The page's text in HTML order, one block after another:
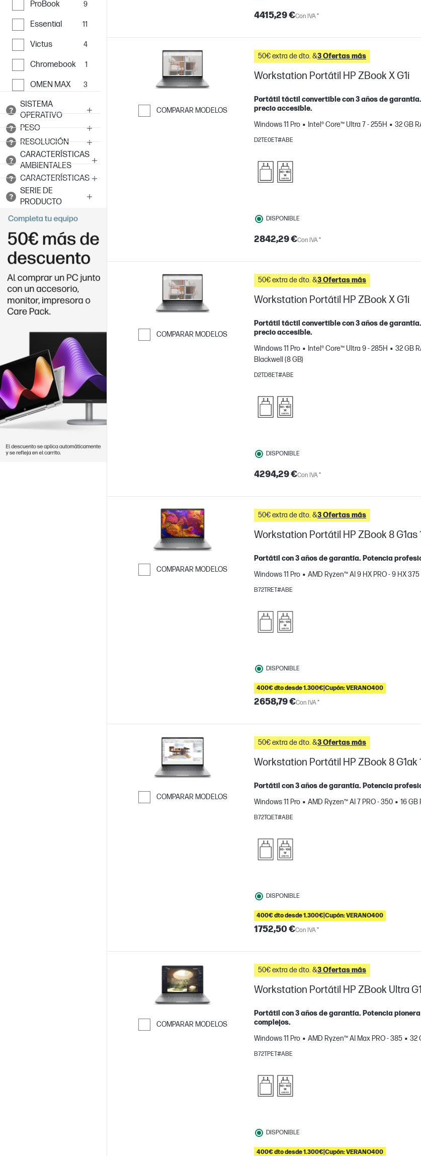
ProBook 9
Essential 11
Victus 4
Chromebook 1
OMEN MAX 3
SISTEMA
OPERATIVO
PESO
RESOLUCIÓN
CARACTERÍSTICAS
AMBIENTALES
CARACTERÍSTICAS
SERIE DE
PRODUCTO
4415,29 €Con IVA *
COMPARAR MODELOS
50€ extra de dto. &3 Ofertas más
Workstation Portátil HP ZBook X G1i
Portátil táctil convertible con 3 años de
precio accesible.
Windows 11 Pro
Intel® Core™ Ultra 7 - 255H 32 GB
D2TE0ET#ABE
DISPONIBLE
2842,29 €Con IVA *
COMPARAR MODELOS
50€ extra de dto. &3 Ofertas más
Workstation Portátil HP ZBook X G1i
Portátil táctil convertible con 3 años de
precio accesible.
Windows 11 Pro
Intel® Core™ Ultra 9 - 285H 32 GB
Blackwell (8 GB)
D2TD8ET#ABE
DISPONIBLE
4294,29 €Con IVA *
COMPARAR MODELOS
50€ extra de dto. &3 Ofertas más
Workstation Portátil HP ZBook 8 G1as
Portátil con 3 años de garantía. Potencia
Windows 11 Pro
AMD Ryzen™ AI 9 HX PRO - 9 HX 375
B72TRET#ABE
DISPONIBLE
400€ dto desde 1.300€|Cupón: VERANO400
2658,79 €Con IVA *
COMPARAR MODELOS
50€ extra de dto. &3 Ofertas más
Workstation Portátil HP ZBook 8 G1ak
Portátil con 3 años de garantía. Potencia
Windows 11 Pro
AMD Ryzen™ AI 7 PRO - 350 16 GB
B72TQET#ABE
DISPONIBLE
400€ dto desde 1.300€|Cupón: VERANO400
1752,50 €Con IVA *
COMPARAR MODELOS
50€ extra de dto. &3 Ofertas más
Workstation Portátil HP ZBook Ultra
Portátil con 3 años de garantía. Potencia
complejos.
Windows 11 Pro
AMD Ryzen™ AI Max PRO - 385 32
B72TPET#ABE
DISPONIBLE
400€ dto desde 1.300€|Cupón: VERANO400